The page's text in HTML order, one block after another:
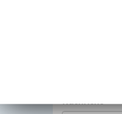
Wir bitten Sie
Nachricht